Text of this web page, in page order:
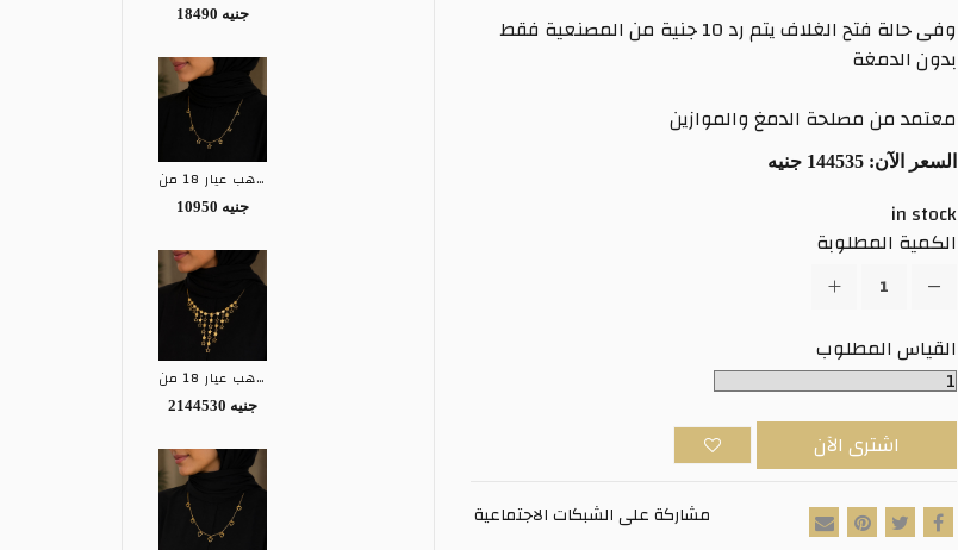
وفى حالة فتح الغلاف يتم رد 10 جنية من المصنعية فقط
بدون الدمغة
معتمد من مصلحة الدمغ والموازين
السعر الآن:
in stock
الكمية المطلوبة
القياس المطلوب
اشترى الآن
مشاركة على الشبكات الاجتماعية
18490 جنيه
كوليه ذهب عيار 18 من EGY
10950 جنيه
كوليه ذهب عيار 18 من EGY
2144530 جنيه